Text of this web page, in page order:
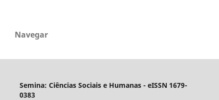
Navegar
Semina: Ciências Sociais e Humanas - eISSN 1679-
0383